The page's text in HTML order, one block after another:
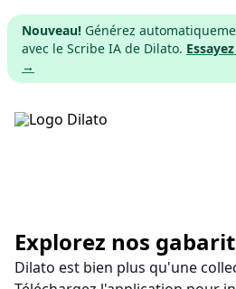
Nouveau! Générez
avec le Scribe IA de Dilato.
→
Tarifs
Télécharger
Explorez nos
Dilato est bien plus qu'une